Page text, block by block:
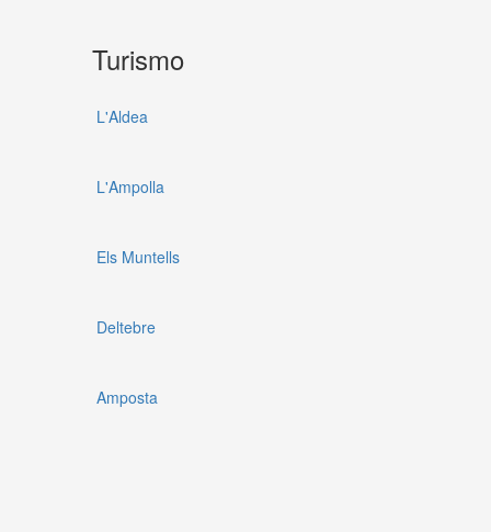
Turismo
L'Aldea
L'Ampolla
Els Muntells
Deltebre
Amposta